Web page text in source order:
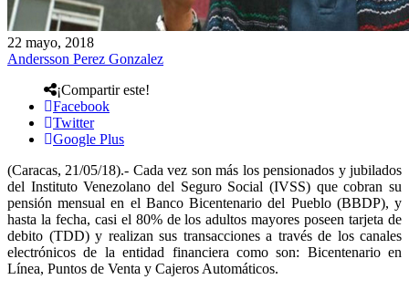
22 mayo, 2018
Andersson Perez Gonzalez
¡Compartir este!
Facebook
Twitter
Google Plus
(Caracas, 21/05/18).- Cada vez son más los pensionados y jubilados
del Instituto Venezolano del Seguro Social (IVSS) que cobran su
pensión mensual en el Banco Bicentenario del Pueblo (BBDP), y
hasta la fecha, casi el 80% de los adultos mayores poseen tarjeta de
debito (TDD) y realizan sus transacciones a través de los canales
electrónicos de la entidad financiera como son: Bicentenario en
Línea, Puntos de Venta y Cajeros Automáticos.